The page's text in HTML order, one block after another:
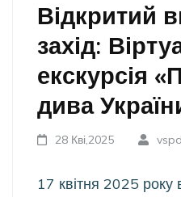
Відкритий
захід:
екскурсія
дива
28 Кві,2025
17 квітня 2025 року